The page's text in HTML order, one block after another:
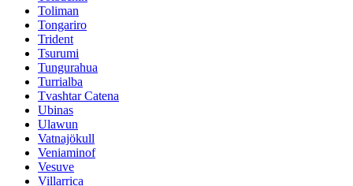
Toliman
Tongariro
Trident
Tsurumi
Tungurahua
Turrialba
Tvashtar Catena
Ubinas
Ulawun
Vatnajökull
Veniaminof
Vesuve
Villarrica